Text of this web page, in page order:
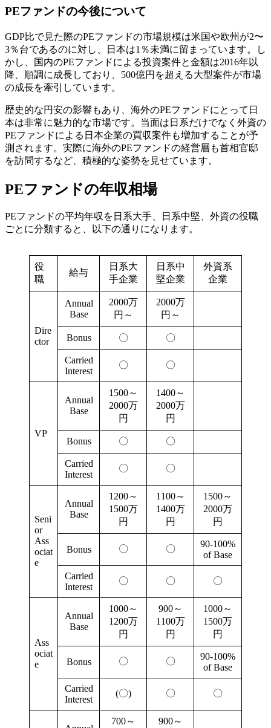
PEファンドの今後について
GDP比で見た際のPEファンドの市場規模は米国や欧州が2〜
3％台であるのに対し、日本は1％未満に留まっています。し
かし、国内のPEファンドによる投資案件と金額は2016年以
降、順調に成長しており、 500億円を超える大型案件が市場
の成長を牽引しています。
歴史的な円安の影響もあり、海外のPEファンドにとって日
本は非常に魅力的な市場です。当面は日系だけでなく外資の
PEファンドによる日本企業の買収案件も増加することが予
測されます。実際に海外のPEファンドの経営層も首相官邸
を訪問するなど、積極的な姿勢を見せています。
PEファンドの年収相場
PEファンドの平均年収を日系大手、日系中堅、外資の役職
ごとに分類すると、以下の通りになります。
役
職
給与
日系大
手企業
日系中
堅企業
外資系
企業
Dire
ctor
Annual
Base
2000万
円～
2000万
円～
Bonus 〇 〇
Carried
Interest
〇 〇
VP
Annual
Base
1500～
2000万
円
1400～
2000万
円
Bonus 〇 〇
Carried
Interest
〇 〇
Seni
or
Ass
ociat
e
Annual
Base
1200～
1500万
円
1100～
1400万
円
1500～
2000万
円
Bonus 〇 〇
90-100%
of Base
Carried
Interest
〇 〇 〇
Ass
ociat
e
Annual
Base
1000～
1200万
円
900～
1100万
円
1000～
1500万
円
Bonus 〇 〇
90-100%
of Base
Carried
Interest
(〇) 〇 〇
700～ 900～